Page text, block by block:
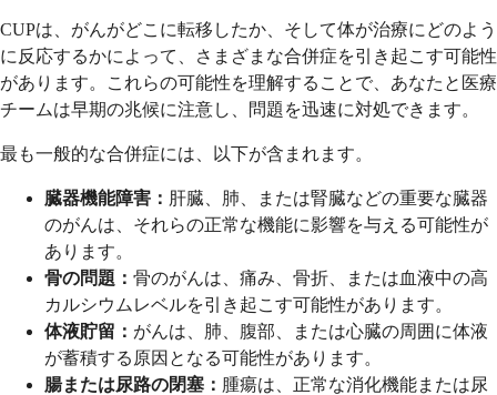
CUPは、がんがどこに転移したか、そして体が治療にどのよう
に反応するかによって、さまざまな合併症を引き起こす可能性
があります。これらの可能性を理解することで、あなたと医療
チームは早期の兆候に注意し、問題を迅速に対処できます。
最も一般的な合併症には、以下が含まれます。
臓器機能障害： 肝臓、肺、または腎臓などの重要な臓器
のがんは、それらの正常な機能に影響を与える可能性が
あります。
骨の問題： 骨のがんは、痛み、骨折、または血液中の高
カルシウムレベルを引き起こす可能性があります。
体液貯留： がんは、肺、腹部、または心臓の周囲に体液
が蓄積する原因となる可能性があります。
腸または尿路の閉塞： 腫瘍は、正常な消化機能または尿